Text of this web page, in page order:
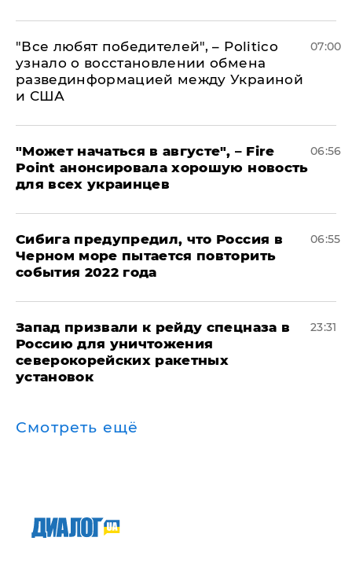
​"Все любят победителей", – Politico
узнало о восстановлении обмена
развединформацией между Украиной
и США
07:00
"Может начаться в августе", – Fire
Point анонсировала хорошую новость
для всех украинцев
06:56
Сибига предупредил, что Россия в
Черном море пытается повторить
события 2022 года
06:55
Запад призвали к рейду спецназа в
Россию для уничтожения
северокорейских ракетных
установок
23:31
Смотреть ещё